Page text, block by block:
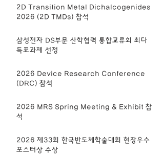
2D Transition Metal Dichalcogenides
2026 (2D TMDs) 참석
삼성전자 DS부문 산학협력 통합교류회 최다
득표과제 선정
2026 Device Research Conference
(DRC) 참석
2026 MRS Spring Meeting & Exhibit 참
석
2026 제33회 한국반도체학술대회 현장우수
포스터상 수상